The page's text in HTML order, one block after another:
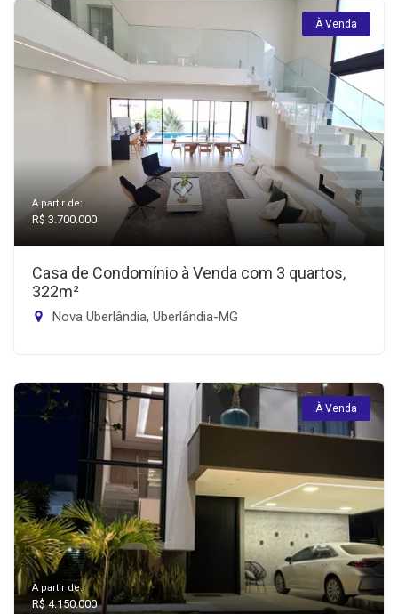
À Venda
A partir de:
R$ 3.700.000
Casa de Condomínio à Venda com 3 quartos,
322m²
Nova Uberlândia, Uberlândia-MG
À Venda
A partir de:
R$ 4.150.000